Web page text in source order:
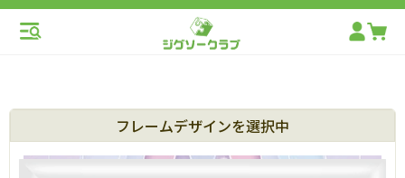
フレームデザインを選択中